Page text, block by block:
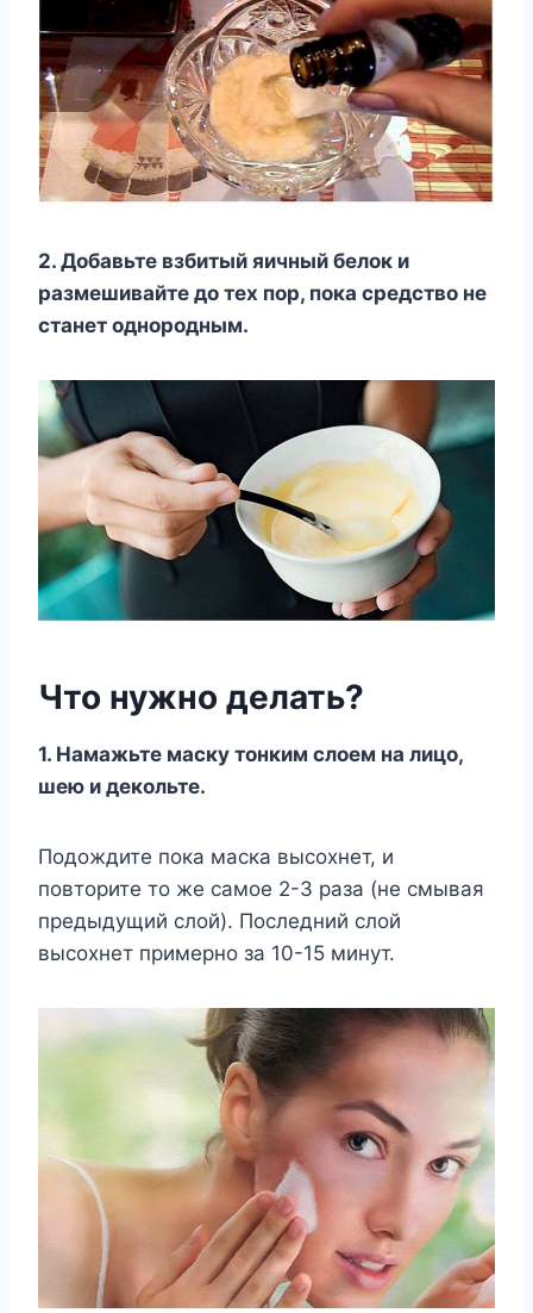
2. Добавьте взбитый яичный белок и
размешивайте до тех пор, пока средство не
станет однородным.
Что нужно делать?
1. Намажьте маску тонким слоем на лицо,
шею и декольте.
Подождите пока маска высохнет, и
повторите то же самое 2-3 раза (не смывая
предыдущий слой). Последний слой
высохнет примерно за 10-15 минут.